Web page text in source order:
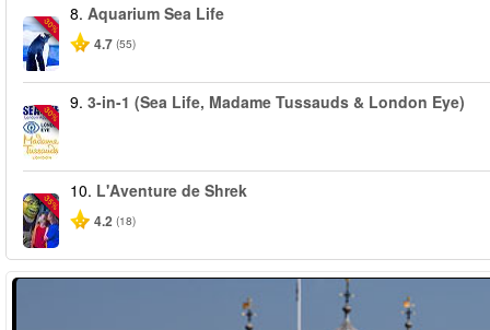
-30%
8. Aquarium Sea Life
4.7 (55)
-30%
9. 3-in-1 (Sea Life, Madame Tussauds & London Eye)
-35%
10. L'Aventure de Shrek
4.2 (18)